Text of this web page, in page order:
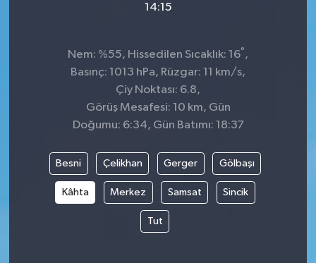
14:15
Nem: %55, Hissedilen Sıcaklık: 16° ,
Basınç: 1013 hPa, Rüzgar: 11 km/s,
Çiy Noktası: 6.8,
Görüş Mesafesi: 10 km, Gün
Doğumu: 6:34, Gün Batımı: 18:37
Besni Çelikhan Gerger Gölbaşı
Kâhta Merkez Samsat Sincik
Tut